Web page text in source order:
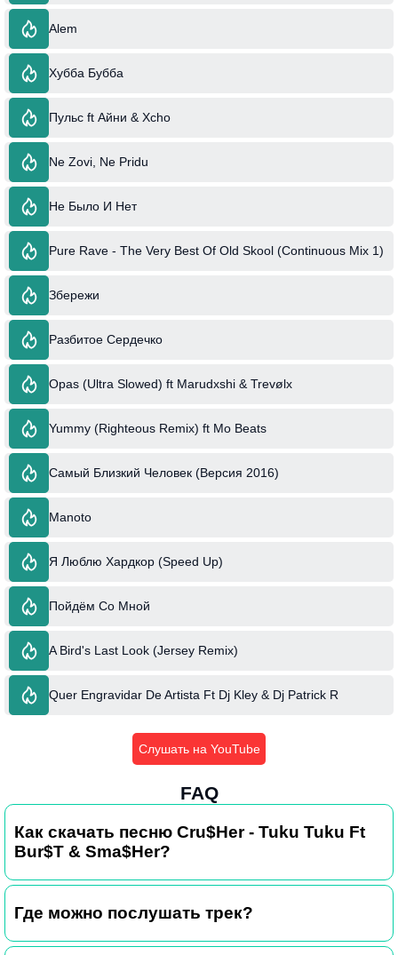
Alem
Хубба Бубба
Пульс ft Айни & Xcho
Ne Zovi, Ne Pridu
Не Было И Нет
Pure Rave - The Very Best Of Old Skool (Continuous Mix 1)
Збережи
Разбитое Сердечко
Opas (Ultra Slowed) ft Marudxshi & Trevølx
Yummy (Righteous Remix) ft Mo Beats
Самый Близкий Человек (Версия 2016)
Manoto
Я Люблю Хардкор (Speed Up)
Пойдём Со Мной
A Bird's Last Look (Jersey Remix)
Quer Engravidar De Artista Ft Dj Kley & Dj Patrick R
Слушать на YouTube
FAQ
Как скачать песню Cru$Her - Tuku Tuku Ft
Bur$T & Sma$Her?
Где можно послушать трек?